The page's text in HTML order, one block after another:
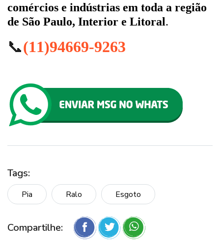
comércios e indústrias em toda a região
de São Paulo, Interior e Litoral.
📞(11)94669-9263
Tags:
Pia Ralo Esgoto
Compartilhe: